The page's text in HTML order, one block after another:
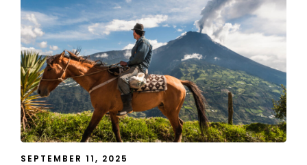
SEPTEMBER 11, 2025